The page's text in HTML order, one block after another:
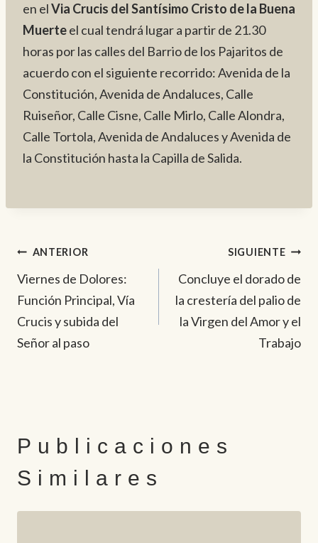
en elVia Crucis del Santísimo Cristo de la Buena
Muerteel cual tendrá lugar a partir de 21.30
horas por las calles del Barrio de los Pajaritos de
acuerdo con el siguiente recorrido: Avenida de la
Constitución, Avenida de Andaluces, Calle
Ruiseñor, Calle Cisne, Calle Mirlo, Calle Alondra,
Calle Tortola, Avenida de Andaluces y Avenida de
la Constitución hasta la Capilla de Salida.
Navegación
de
entradas
ANTERIOR
Viernes de Dolores:
Función Principal, Vía
Crucis y subida del
Señor al paso
SIGUIENTE
Concluye el dorado de
la crestería del palio de
la Virgen del Amor y el
Trabajo
Publicaciones
Similares